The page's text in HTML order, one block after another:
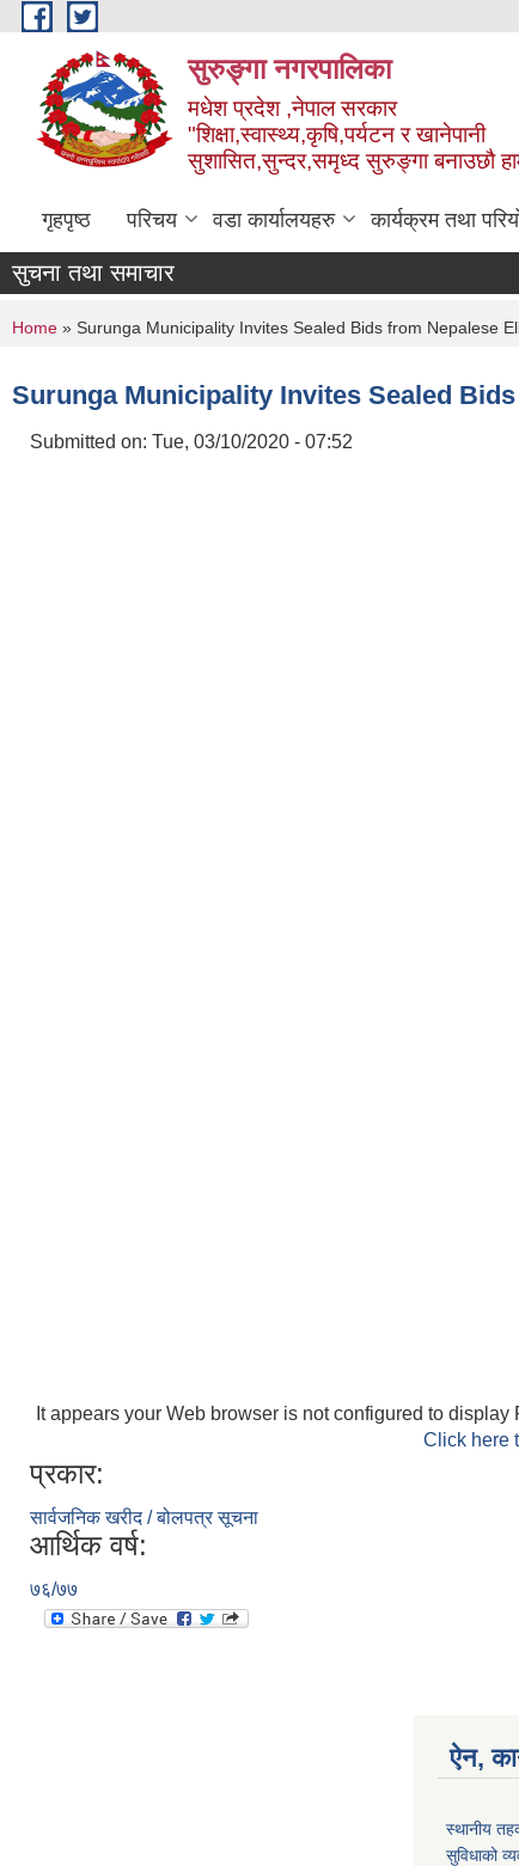
Skip to main content
सुरुङ्‍गा नगरपालिका
मधेश प्रदेश ,नेपाल सरकार
"शिक्षा,स्वास्थ्य,कृषि,पर्यटन र खानेपानी
सुशासित,सुन्दर,समृध्द सुरुङ्गा बनाउछौ
गृहपृष्ठ परिचय वडा कार्यालयहरु कार्यक्रम तथा
सुचना तथा समाचार
You are here
Home » Surunga Municipality Invites Sealed Bids from Nepalese
Surunga Municipality Invites Sealed
Submitted on: Tue, 03/10/2020 - 07:52
It appears your Web browser is not configured to display
Click here
प्रकार:
सार्वजनिक खरीद / बोलपत्र सूचना
आर्थिक वर्ष:
७६/७७
ऐन,
स्थानीय
सुविधाको